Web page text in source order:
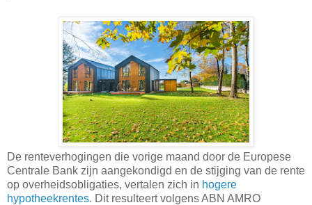
De renteverhogingen die vorige maand door de Europese
Centrale Bank zijn aangekondigd en de stijging van de rente
op overheidsobligaties, vertalen zich in hogere
hypotheekrentes. Dit resulteert volgens ABN AMRO